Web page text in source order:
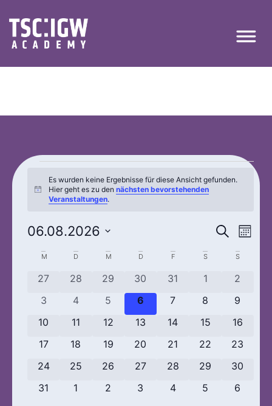
Hinweis
Es wurden keine Ergebnisse für diese Ansicht gefunden.
Hier geht es zu den nächsten bevorstehenden
Veranstaltungen.
Suche
und
SucheMonat
06.08.2026
wählen.
Kalender
von
Veranstaltungen
M D M D F S S
0 Veranstaltungen
27 0 Veranstaltungen
28 0 Veranstaltungen
29 0 Veranstaltungen
30 0 Veranstaltungen
31 0
1 0
2
0 Veranstaltungen
3 0 Veranstaltungen
4 0 Veranstaltungen
5 0 Veranstaltungen
6 0 Veranstaltungen
7 0
8 0
9
0 Veranstaltungen
10 0 Veranstaltungen
11 0 Veranstaltungen
12 0 Veranstaltungen
13 0 Veranstaltungen
14 0
15 0
16
0 Veranstaltungen
17 0 Veranstaltungen
18 0 Veranstaltungen
19 0 Veranstaltungen
20 0 Veranstaltungen
21 0
22 0
23
0 Veranstaltungen
24 0 Veranstaltungen
25 0 Veranstaltungen
26 0 Veranstaltungen
27 0 Veranstaltungen
28 0
29 0
30
0 Veranstaltungen
31 0 Veranstaltungen
1 0 Veranstaltungen
2 0 Veranstaltungen
3 0 Veranstaltungen
4 0
5 0
6